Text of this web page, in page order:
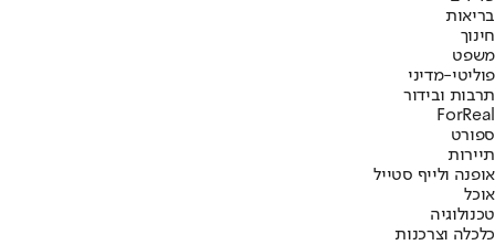
בריאות
חינוך
משפט
פוליטי-מדיני
תרבות ובידור
ForReal
ספורט
תיירות
אופנה ולייף סטייל
אוכל
טכנולוגיה
כלכלה וצרכנות